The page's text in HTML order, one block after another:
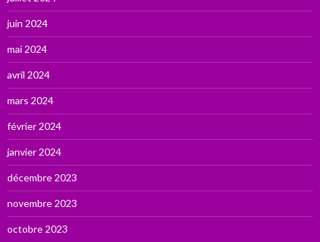
juin 2024
mai 2024
avril 2024
mars 2024
février 2024
janvier 2024
décembre 2023
novembre 2023
octobre 2023